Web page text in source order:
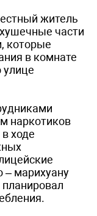
житель
части
которые
в комнате
наркотиков
ходе
– марихуану